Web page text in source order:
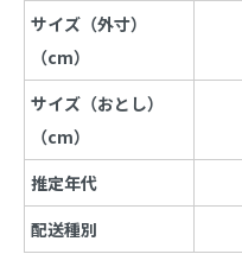
商品説明
サイズ（外寸）
（cm）
サイズ（おとし）
（cm）
推定年代
配送種別